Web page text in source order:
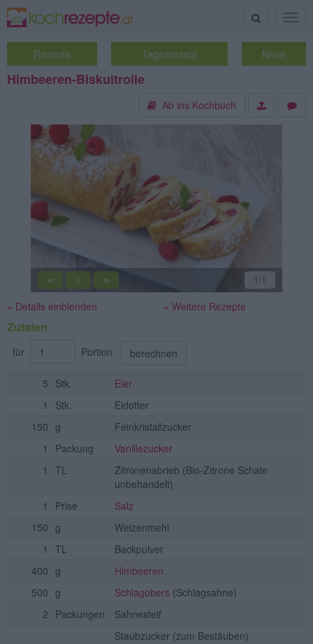
Suche
Rezepte Tagesrezept Neue
Himbeeren-Biskuitrolle
Ab ins Kochbuch
« || » 1/1
» Details einblenden » Weitere Rezepte
Zutaten
für Portion berechnen
5 Stk.
Eier
1
Stk.
Eidotter
150 g
Feinkristallzucker
1
Packung
Vanillezucker
1
TL Zitronenabrieb (Bio-Zitrone Schale
unbehandelt)
1
Prise
Salz
150 g
Weizenmehl
1
TL
Backpulver
400 g
Himbeeren
500 g Schlagobers (Schlagsahne)
2 Packungen
Sahnesteif
Staubzucker (zum Bestäuben)